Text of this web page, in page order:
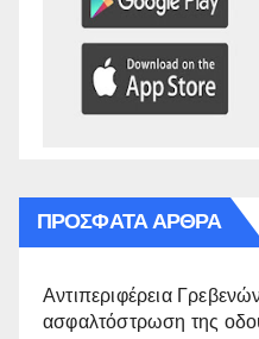
ΠΡΌΣΦΑΤΑ ΆΡΘΡΑ
Αντιπεριφέρεια
ασφαλτόστρωση της